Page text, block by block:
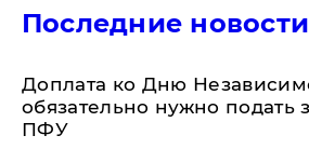
Последние новости
Доплата ко Дню
обязательно нужно подать
ПФУ